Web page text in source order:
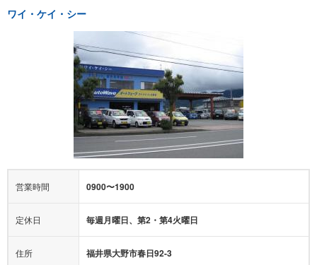
ワイ・ケイ・シー
営業時間 0900〜1900
定休日 毎週月曜日、第2・第4火曜日
住所 福井県大野市春日92-3